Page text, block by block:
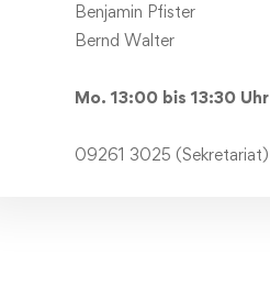
Benjamin Pfister
Bernd Walter
Mo. 13:00 bis 13:30
09261 3025 (Sekretariat)